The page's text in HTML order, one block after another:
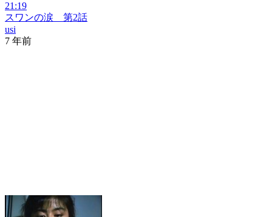
21:19
スワンの涙 第2話
usi
7 年前